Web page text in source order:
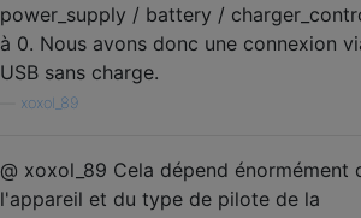
power_supply / battery /
à 0. Nous avons donc une connexion
USB sans charge.
xoxol_89
@ xoxol_89 Cela dépend énormément
l'appareil et du type de pilote de la